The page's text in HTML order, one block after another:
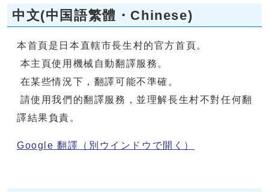
中文(中国語繁體・Chinese)
本首頁是日本直轄市長生村的官方首頁。
本主頁使用機械自動翻譯服務。
在某些情況下，翻譯可能不準確。
請使用我們的翻譯服務，並理解長生村不對任何翻
譯結果負責。
Google 翻譯 （別ウインドウで開く）